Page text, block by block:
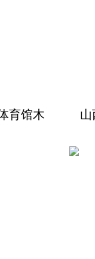
育馆木 山